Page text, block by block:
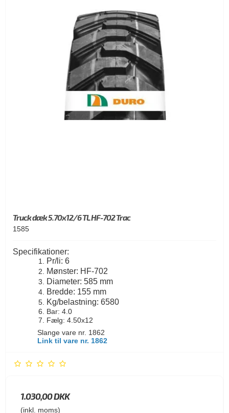
Truck dæk 5.70x12/6 TL HF-702 Trac
1585
Specifikationer:
Pr/li: 6
Mønster: HF-702
Diameter: 585 mm
Bredde: 155 mm
Kg/belastning: 6580
Bar: 4.0
Fælg: 4.50x12
Slange vare nr. 1862
Link til vare nr. 1862
1.030,00 DKK
(inkl. moms)